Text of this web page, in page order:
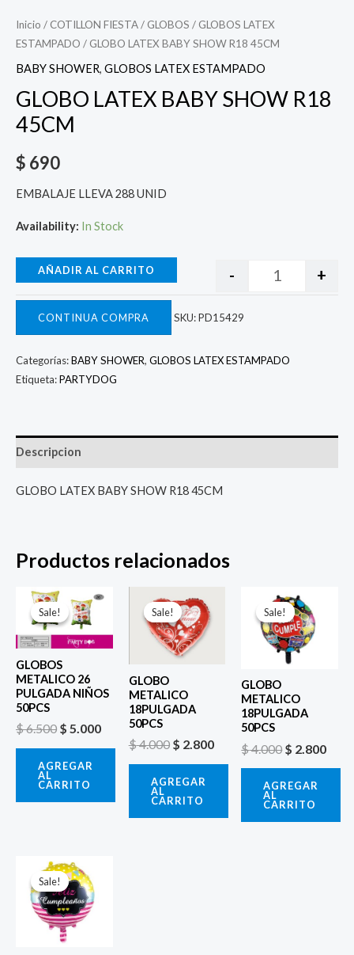
Inicio / COTILLON FIESTA/ GLOBOS / GLOBOS LATEX
ESTAMPADO / GLOBO LATEX BABY SHOW R18 45CM
BABY SHOWER, GLOBOS LATEX ESTAMPADO
GLOBO LATEX BABY SHOW R18
45CM
$ 690
EMBALAJE LLEVA 288 UNID
Availability: In Stock
- +
AÑADIR AL CARRITO
CONTINUA COMPRA SKU:PD15429
Categorías:BABY SHOWER, GLOBOS LATEX ESTAMPADO
Etiqueta:PARTYDOG
Descripcion
GLOBO LATEX BABY SHOW R18 45CM
Productos relacionados
Sale!
Sale!
GLOBOS
METALICO 26
PULGADA NIÑOS
50PCS
$6.500
El
precio
original
era:
$ 5.000
El
AGREGAR
AL
CARRITO
Sale!
Sale!
GLOBO
METALICO
18PULGADA
50PCS
$4.000
precio
original
era:
$ 4.000.
$ 2.800
AGREGAR
AL
CARRITO
Sale!
Sale!
GLOBO
METALICO
18PULGADA
50PCS
$4.000
El
precio
original
era:
$ 4.000.
$ 2.800
AGREGAR
AL
CARRITO
Sale!
Sale!
El
precio
original
era:
$ 4.000.